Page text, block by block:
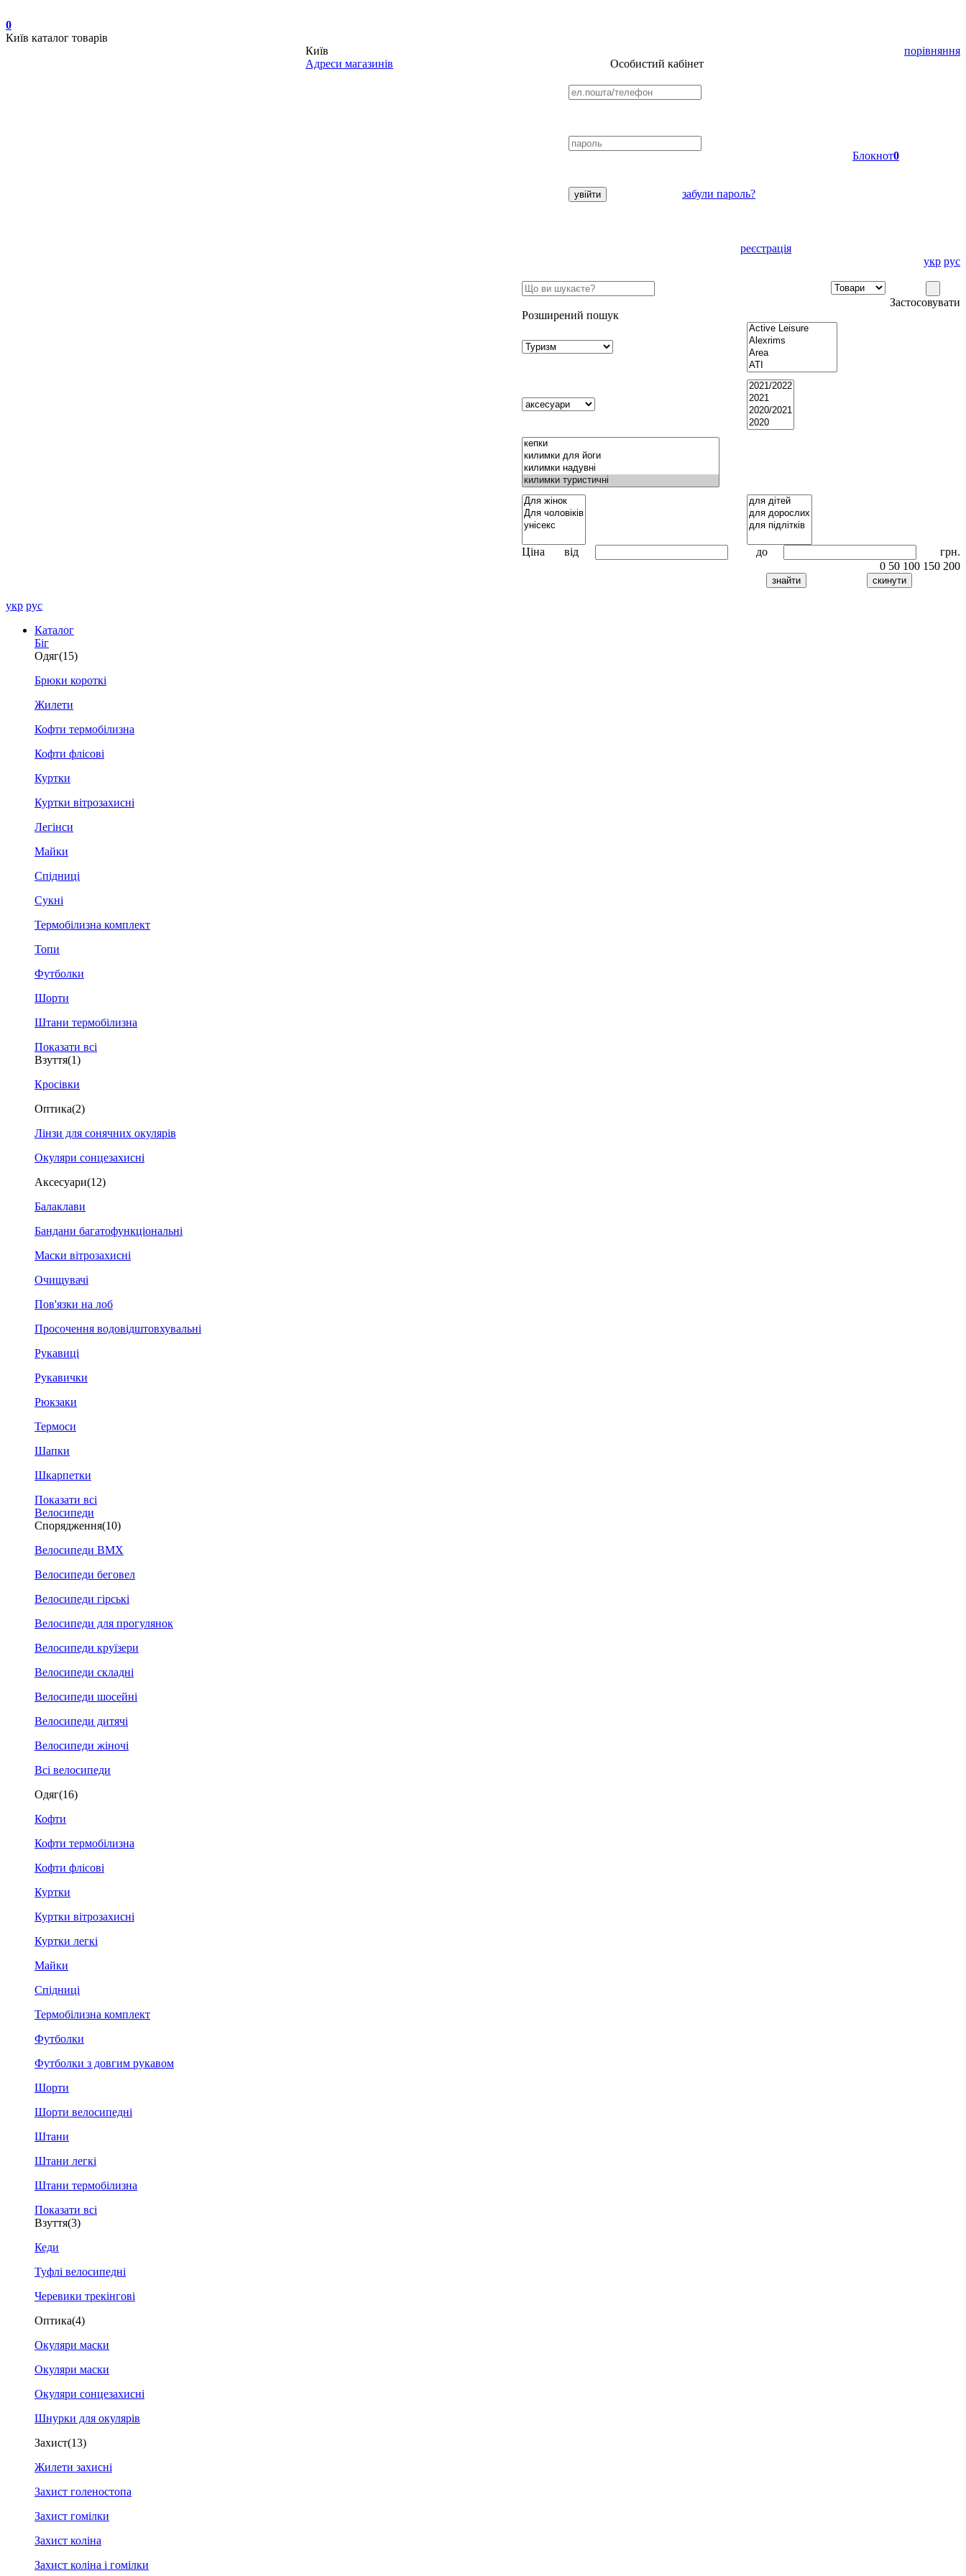
0
Київ каталог товарів
Київ
Адреси магазинів
порівняння
Особистий кабінет
забули пароль?
реєстрація
Блокнот0
укр рус
Застосовувати
Розширений пошук
Ціна від до
грн.
0 50 100 150 200
укр рус
Каталог
Біг
Одяг(15)
Брюки короткі
Жилети
Кофти термобілизна
Кофти флісові
Куртки
Куртки вітрозахисні
Легінси
Майки
Спідниці
Сукні
Термобілизна комплект
Топи
Футболки
Шорти
Штани термобілизна
Показати всі
Взуття(1)
Кросівки
Оптика(2)
Лінзи для сонячних окулярів
Окуляри сонцезахисні
Аксесуари(12)
Балаклави
Бандани багатофункціональні
Маски вітрозахисні
Очищувачі
Пов'язки на лоб
Просочення водовідштовхувальні
Рукавиці
Рукавички
Рюкзаки
Термоси
Шапки
Шкарпетки
Показати всі
Велосипеди
Спорядження(10)
Велосипеди BMX
Велосипеди беговел
Велосипеди гірські
Велосипеди для прогулянок
Велосипеди круїзери
Велосипеди складні
Велосипеди шосейні
Велосипеди дитячі
Велосипеди жіночі
Всі велосипеди
Одяг(16)
Кофти
Кофти термобілизна
Кофти флісові
Куртки
Куртки вітрозахисні
Куртки легкі
Майки
Спідниці
Термобілизна комплект
Футболки
Футболки з довгим рукавом
Шорти
Шорти велосипедні
Штани
Штани легкі
Штани термобілизна
Показати всі
Взуття(3)
Кеди
Туфлі велосипедні
Черевики трекінгові
Оптика(4)
Окуляри маски
Окуляри маски
Окуляри сонцезахисні
Шнурки для окулярів
Захист(13)
Жилети захисні
Захист голеностопа
Захист гомілки
Захист коліна
Захист коліна і гомілки